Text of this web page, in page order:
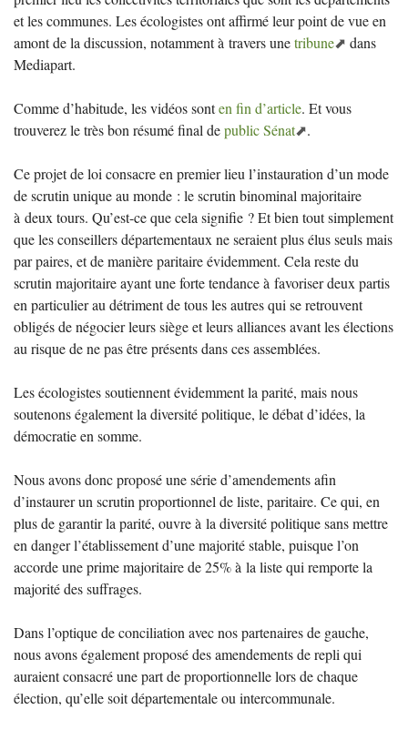
et les communes. Les écologistes ont affirmé leur point de vue en
amont de la discussion, notamment à travers unetribune
dans
Mediapart.
Comme d’habitude, les vidéos sonten fin d’article. Et vous
trouverez le très bon résumé final depublic Sénat .
Ce projet de loi consacre en premier lieu l’instauration d’un mode
de scrutin unique au monde : le scrutin binominal majoritaire
à deux tours. Qu’est-ce que cela signifie ? Et bien tout simplement
que les conseillers départementaux ne seraient plus élus seuls mais
par paires, et de manière paritaire évidemment. Cela reste du
scrutin majoritaire ayant une forte tendance à favoriser deux partis
en particulier au détriment de tous les autres qui se retrouvent
obligés de négocier leurs siège et leurs alliances avant les élections
au risque de ne pas être présents dans ces assemblées.
Les écologistes soutiennent évidemment la parité, mais nous
soutenons également la diversité politique, le débat d’idées, la
démocratie en somme.
Nous avons donc proposé une série d’amendements afin
d’instaurer un scrutin proportionnel de liste, paritaire. Ce qui, en
plus de garantir la parité, ouvre à la diversité politique sans mettre
en danger l’établissement d’une majorité stable, puisque l’on
accorde une prime majoritaire de 25% à la liste qui remporte la
majorité des suffrages.
Dans l’optique de conciliation avec nos partenaires de gauche,
nous avons également proposé des amendements de repli qui
auraient consacré une part de proportionnelle lors de chaque
élection, qu’elle soit départementale ou intercommunale.